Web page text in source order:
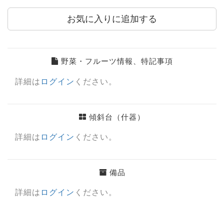
お気に入りに追加する
野菜・フルーツ情報、特記事項
詳細は ログイン ください。
傾斜台（什器）
詳細は ログイン ください。
備品
詳細は ログイン ください。